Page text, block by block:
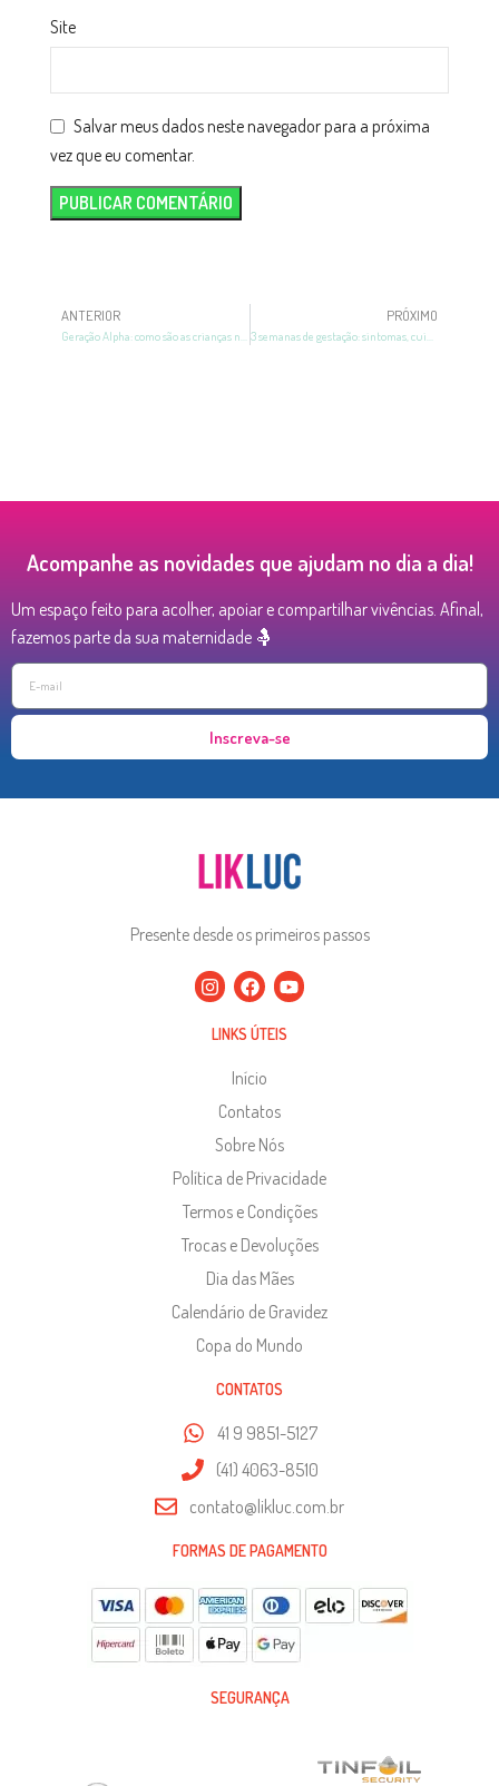
Site
Salvar meus dados neste navegador para a próxima
vez que eu comentar.
ANTERIOR
Geração Alpha: como são as crianças nascidas desde 2010?
PRÓXIMO
3 semanas de gestação: sintomas, cuidados e o embrião
Acompanhe as novidades que ajudam no dia a dia!
Um espaço feito para acolher, apoiar e compartilhar vivências. Afinal,
fazemos parte da sua maternidade 🤱
Inscreva-se
Presente desde os primeiros passos
LINKS ÚTEIS
Início
Contatos
Sobre Nós
Política de Privacidade
Termos e Condições
Trocas e Devoluções
Dia das Mães
Calendário de Gravidez
Copa do Mundo
CONTATOS
41 9 9851-5127
(41) 4063-8510
contato@likluc.com.br
FORMAS DE PAGAMENTO
SEGURANÇA